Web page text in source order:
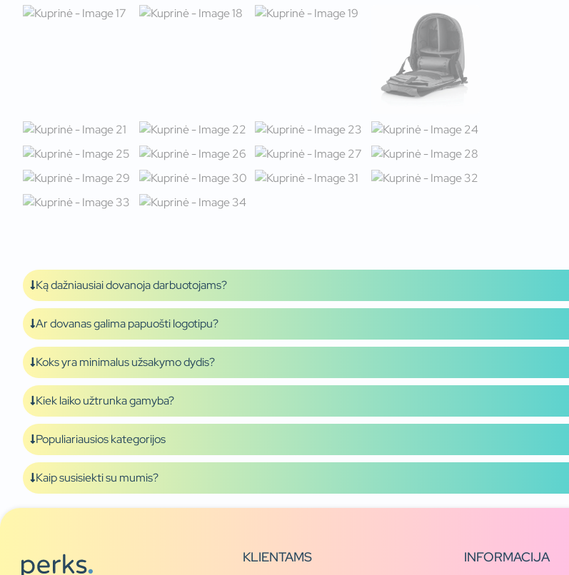
Ką dažniausiai dovanoja darbuotojams?
Ar dovanas galima papuošti logotipu?
Koks yra minimalus užsakymo dydis?
Kiek laiko užtrunka gamyba?
Populiariausios kategorijos
Kaip susisiekti su mumis?
KLIENTAMS INFORMACIJA